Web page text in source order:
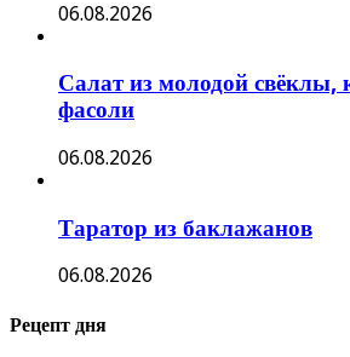
06.08.2026
Салат из молодой свёклы,
фасоли
06.08.2026
Таратор из баклажанов
06.08.2026
Рецепт дня